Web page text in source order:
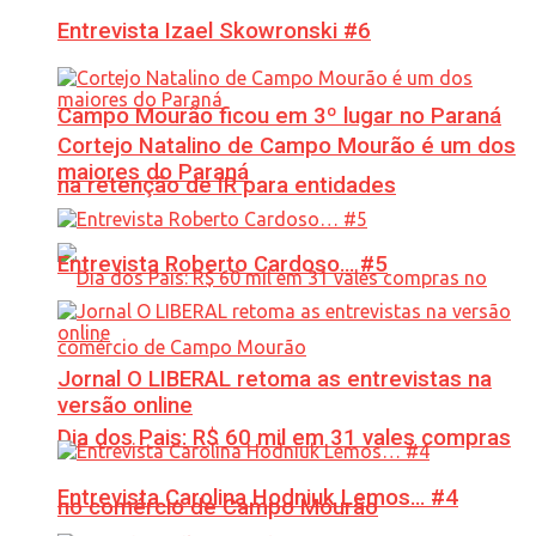
Campo Mourão ficou em 3º lugar no Paraná
na retenção de IR para entidades
Dia dos Pais: R$ 60 mil em 31 vales compras
no comércio de Campo Mourão
Entrevista Izael Skowronski #6
Cortejo Natalino de Campo Mourão é um dos
maiores do Paraná
Entrevista Roberto Cardoso… #5
Jornal O LIBERAL retoma as entrevistas na
versão online
Entrevista Carolina Hodniuk Lemos… #4